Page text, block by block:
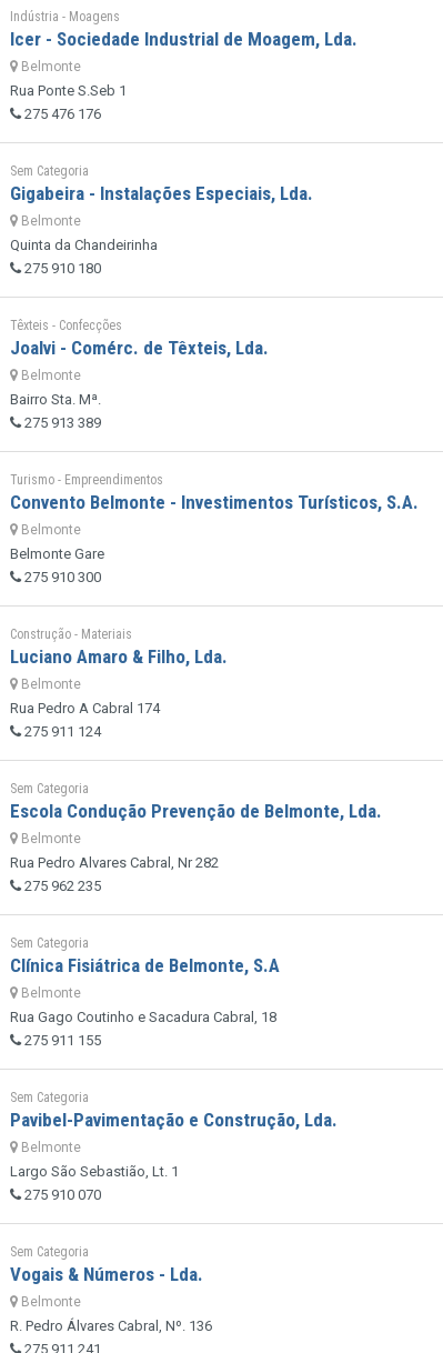
Indústria - Moagens
Icer - Sociedade Industrial de Moagem, Lda.
Belmonte
Rua Ponte S.Seb 1
275 476 176
Sem Categoria
Gigabeira - Instalações Especiais, Lda.
Belmonte
Quinta da Chandeirinha
275 910 180
Têxteis - Confecções
Joalvi - Comérc. de Têxteis, Lda.
Belmonte
Bairro Sta. Mª.
275 913 389
Turismo - Empreendimentos
Convento Belmonte - Investimentos Turísticos, S.A.
Belmonte
Belmonte Gare
275 910 300
Construção - Materiais
Luciano Amaro & Filho, Lda.
Belmonte
Rua Pedro A Cabral 174
275 911 124
Sem Categoria
Escola Condução Prevenção de Belmonte, Lda.
Belmonte
Rua Pedro Alvares Cabral, Nr 282
275 962 235
Sem Categoria
Clínica Fisiátrica de Belmonte, S.A
Belmonte
Rua Gago Coutinho e Sacadura Cabral, 18
275 911 155
Sem Categoria
Pavibel-Pavimentação e Construção, Lda.
Belmonte
Largo São Sebastião, Lt. 1
275 910 070
Sem Categoria
Vogais & Números - Lda.
Belmonte
R. Pedro Álvares Cabral, Nº. 136
275 911 241